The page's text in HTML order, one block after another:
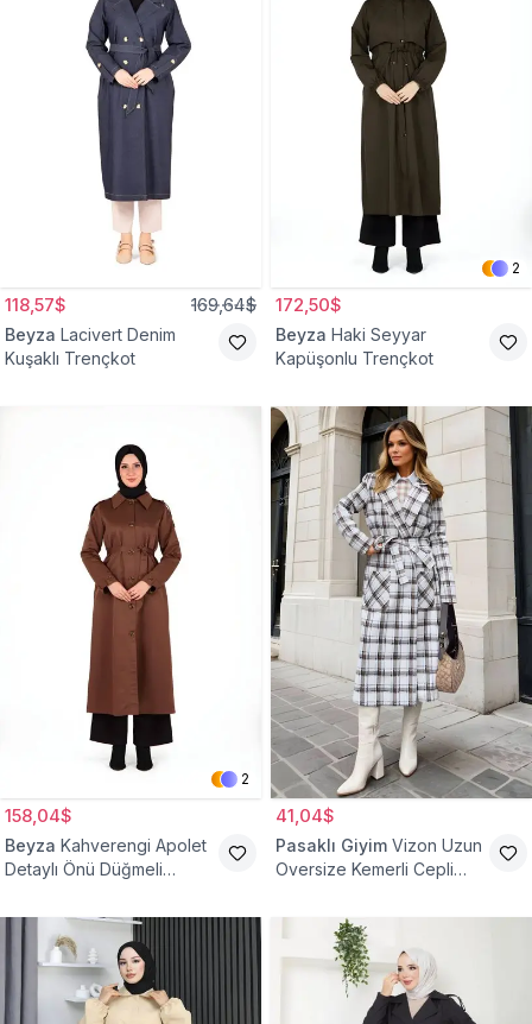
118,57$ 169,64$
Beyza Lacivert Denim
Kuşaklı Trençkot
2
172,50$
Beyza Haki Seyyar
Kapüşonlu Trençkot
2
158,04$
Beyza Kahverengi Apolet
Detaylı Önü Düğmeli
41,04$
Pasaklı Giyim Vizon Uzun
Oversize Kemerli Cepli